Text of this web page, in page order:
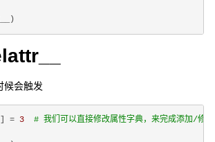
候会触发
] = 3
# 我们可以直接修改属性字典，来完成添加/修